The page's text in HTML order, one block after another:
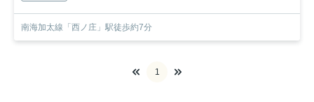
南海加太線「西ノ庄」駅徒歩約7分
1